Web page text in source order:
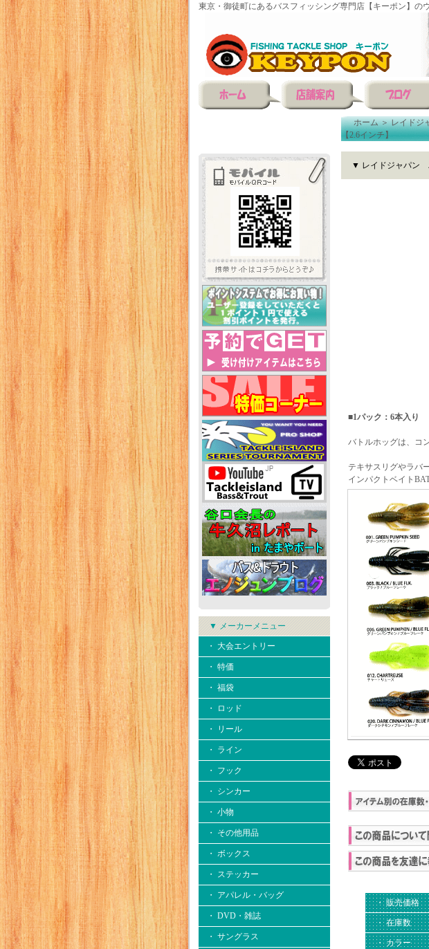
東京・御徒町にあるバスフィッシング専門店【キーポン】の
▼ メーカーメニュー
・ 大会エントリー
・ 特価
・ 福袋
・ ロッド
・ リール
・ ライン
・ フック
・ シンカー
・ 小物
・ その他用品
・ ボックス
・ ステッカー
・ アパレル・バッグ
・ DVD・雑誌
・ サングラス
ホーム＞レイドジ
【2.6インチ】
▼ レイドジャパン
■1パック：6本入り
バトルホッグは、コ
テキサスリグやラバ
インパクトベイト
・ 販売価格
・ 在庫数
・ カラー